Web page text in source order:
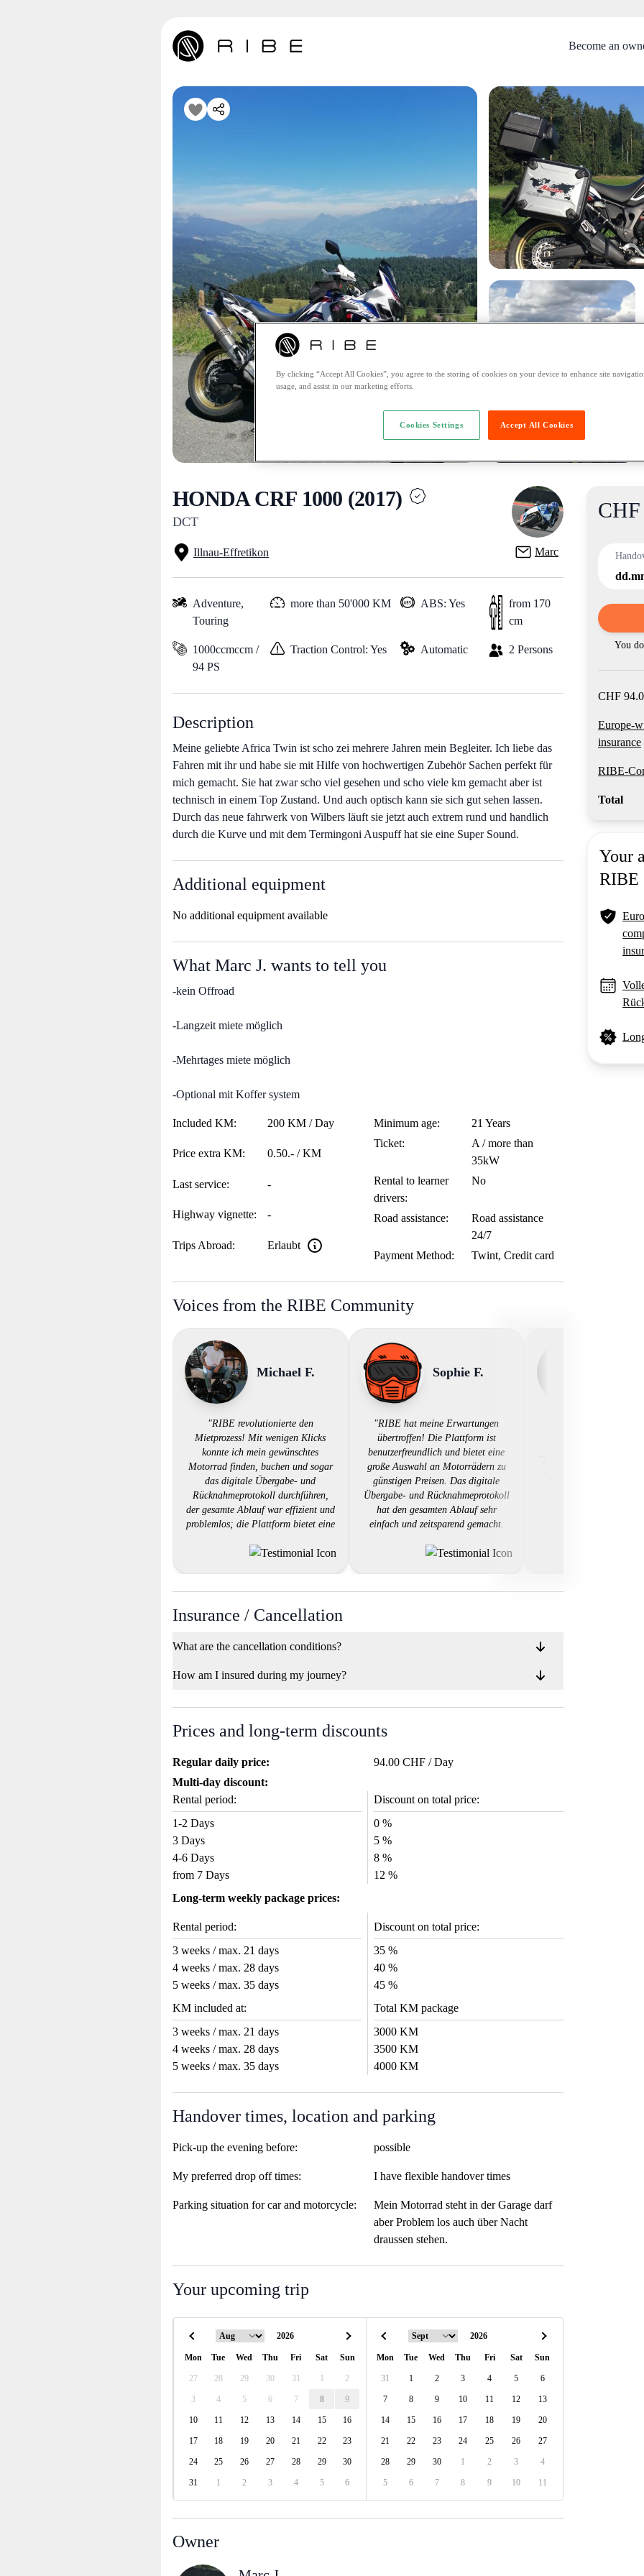
Become an
HONDA CRF 1000 (2017)
DCT
Illnau-Effretikon Marc
Product
You
CHF
Europe-
insurance
RIBE-
Total
Your
RIBE
Adventure,
Touring
more than 50'000 KM ABS: Yes
from 170
cm
1000ccmccm /
94 PS
Traction Control: Yes Automatic 2 Persons
Description
Meine geliebte Africa Twin ist scho zei mehrere Jahren mein Begleiter. Ich liebe das
Fahren mit ihr und habe sie mit Hilfe von hochwertigen Zubehör Sachen perfekt für
mich gemacht. Sie hat zwar scho viel gesehen und scho viele km gemacht aber ist
technisch in einem Top Zustand. Und auch optisch kann sie sich gut sehen lassen.
Durch das neue fahrwerk von Wilbers läuft sie jetzt auch extrem rund und handlich
durch die Kurve und mit dem Termingoni Auspuff hat sie eine Super Sound.
Additional equipment
No additional equipment available
What Marc J. wants to tell you
-kein Offroad
-Langzeit miete möglich
-Mehrtages miete möglich
-Optional mit Koffer system
Included KM: 200 KM / Day
Price extra KM: 0.50.- / KM
Last service: -
Highway vignette: -
Trips Abroad: Erlaubt
Minimum age:
21 Years
Ticket:
A / more than
35kW
Rental to learner
drivers:
No
Road assistance:
Road assistance
24/7
Payment Method:
Twint, Credit card
Voices from the RIBE Community
Michael F.
"RIBE revolutionierte den
Mietprozess! Mit wenigen Klicks
konnte ich mein gewünschtes
Motorrad finden, buchen und sogar
das digitale Übergabe- und
Rücknahmeprotokoll durchführen,
der gesamte Ablauf war effizient und
problemlos; die Plattform bietet eine
Motorrädern zu günstigen Preisen -
Sophie F.
"RIBE hat meine Erwartungen
übertroffen! Die Plattform ist
benutzerfreundlich und bietet eine
große Auswahl an Motorrädern zu
günstigen Preisen. Das digitale
Übergabe- und Rücknahmeprotokoll
hat den gesamten Ablauf sehr
einfach und zeitsparend gemacht.
hilfsbereit und reagierte schnell auf
"Sehr empfehlenswerte
Insurance / Cancellation
What are the cancellation conditions?
How am I insured during my journey?
Prices and long-term discounts
Regular daily price:
94.00 CHF / Day
Multi-day discount:
Rental period:
Discount on total price:
1-2 Days
0 %
3 Days
5 %
4-6 Days
8 %
from 7 Days
12 %
Long-term weekly package prices:
Rental period:
Discount on total price:
3 weeks / max. 21 days
35 %
4 weeks / max. 28 days
40 %
5 weeks / max. 35 days
45 %
KM included at:
Total KM package
3 weeks / max. 21 days
3000 KM
4 weeks / max. 28 days
3500 KM
5 weeks / max. 35 days
4000 KM
Handover times, location and parking
Pick-up the evening before: possible
My preferred drop off times: I have flexible handover times
Parking situation for car and motorcycle:
Mein Motorrad steht in der Garage darf
aber Problem los auch über Nacht
draussen stehen.
Your upcoming trip
Mon Tue Wed Thu Fri Sat Sun
27 28 29 30 31 1 2
3 4 5 6 7 8 9
10 11 12 13 14 15 16
17 18 19 20 21 22 23
24 25 26 27 28 29 30
31 1 2 3 4 5 6
Mon Tue Wed Thu Fri Sat Sun
31 1 2 3 4 5 6
7 8 9 10 11 12 13
14 15 16 17 18 19 20
21 22 23 24 25 26 27
28 29 30 1 2 3 4
5 6 7 8 9 10 11
Owner
By clicking “Accept All Cookies”, you agree to the storing of cookies on your device to enhance site
usage, and assist in our marketing efforts.
Accept All Cookies
Cookies Settings